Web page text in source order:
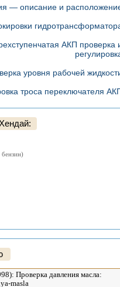
— описание и
АКП проверка
уровня рабочей
троса переключателя